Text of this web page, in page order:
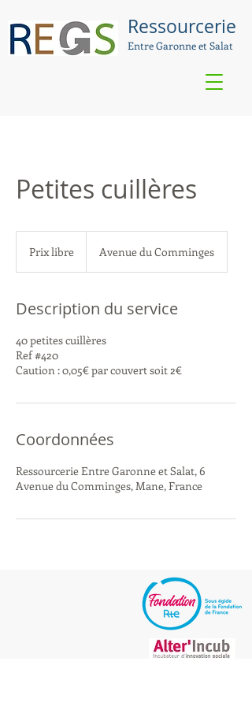
Ressourcerie
Entre Garonne et Salat
Petites cuillères
Prix libre Avenue du Comminges
Description du service
40 petites cuillères
Ref #420
Caution : 0,05€ par couvert soit 2€
Coordonnées
Ressourcerie Entre Garonne et Salat, 6
Avenue du Comminges, Mane, France